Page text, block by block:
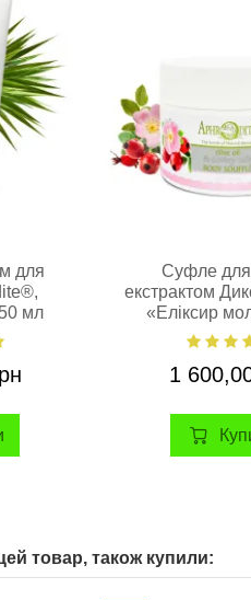
для
мл
Cуфле для
екстрактом
«Еліксир
Aphrodite®,
200
1
товар, також купили: